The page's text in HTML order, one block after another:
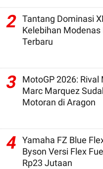
2 Tantang Dominasi
Kelebihan Modenas
Terbaru
3
MotoGP 2026: Rival
Marc Marquez
Motoran di Aragon
4
Yamaha FZ Blue
Byson Versi Flex
Rp23 Jutaan